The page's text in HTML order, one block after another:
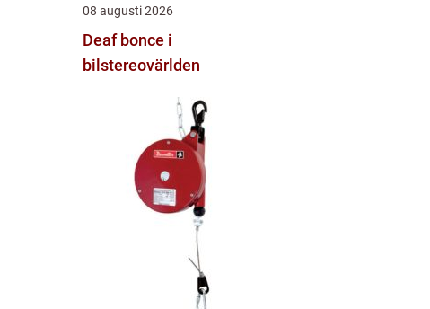
08 augusti 2026
Deaf bonce i
bilstereovärlden